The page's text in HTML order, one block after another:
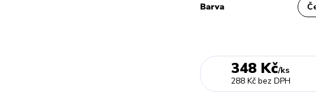
Barva
348 Kč/ks
288 Kč bez DPH